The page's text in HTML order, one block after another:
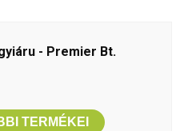
- Premier Bt.
TERMÉKEI